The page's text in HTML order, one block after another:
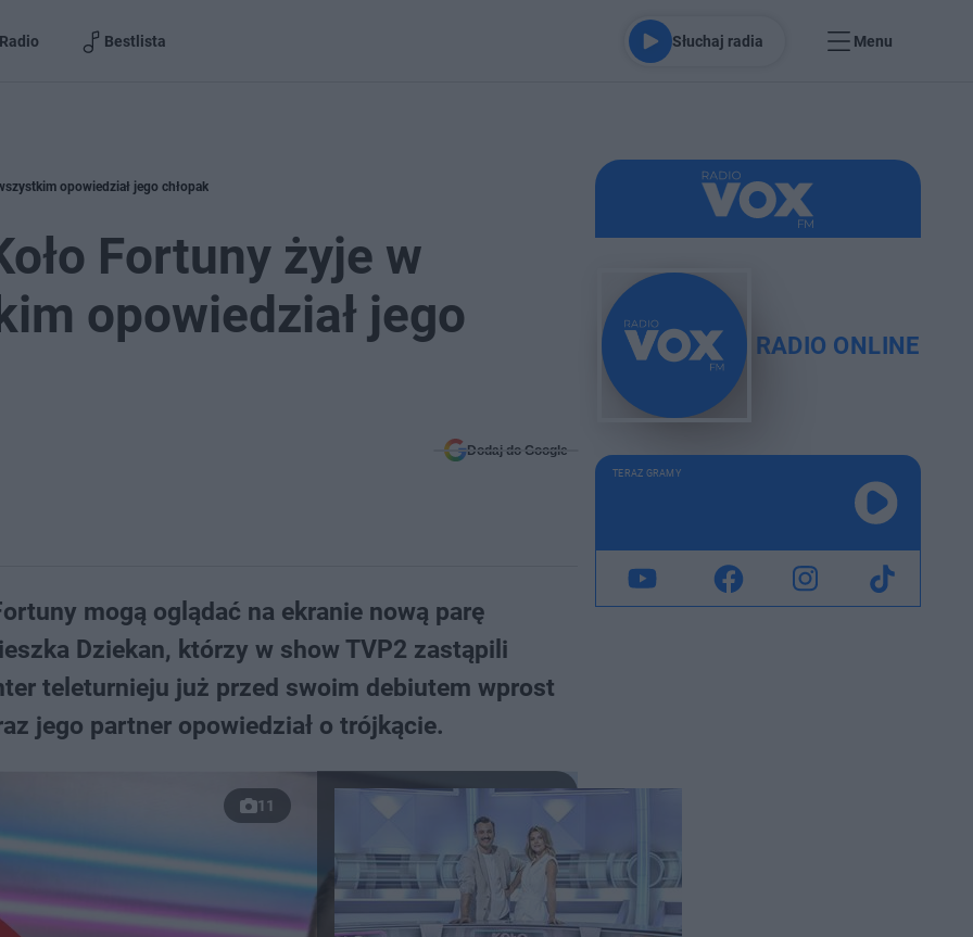
Radio Bestlista Słuchaj radia Menu
opowiedział jego chłopak
Fortuny żyje w
opowiedział jego
Dodaj do Google
mogą oglądać na ekranie nową parę
Dziekan, którzy w show TVP2 zastąpili
teleturnieju już przed swoim debiutem wprost
jego partner opowiedział o trójkącie.
11
RADIO ONLINE
TERAZ GRAMY